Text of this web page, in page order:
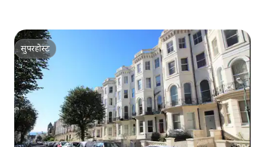
सुपरहोस्ट
सुपरहोस्ट